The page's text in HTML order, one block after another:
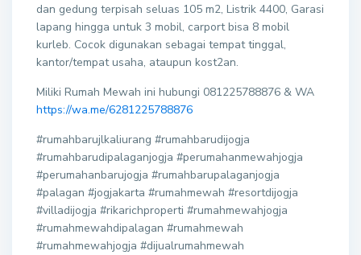
dan gedung terpisah seluas 105 m2, Listrik 4400, Garasi
lapang hingga untuk 3 mobil, carport bisa 8 mobil
kurleb. Cocok digunakan sebagai tempat tinggal,
kantor/tempat usaha, ataupun kost2an.
Miliki Rumah Mewah ini hubungi 081225788876 & WA
https://wa.me/6281225788876
#rumahbarujlkaliurang #rumahbarudijogja
#rumahbarudipalaganjogja #perumahanmewahjogja
#perumahanbarujogja #rumahbarupalaganjogja
#palagan #jogjakarta #rumahmewah #resortdijogja
#villadijogja #rikarichproperti #rumahmewahjogja
#rumahmewahdipalagan #rumahmewah
#rumahmewahjogja #dijualrumahmewah